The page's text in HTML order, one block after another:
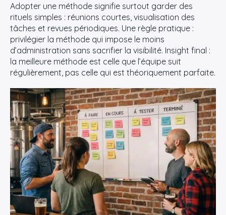
Adopter une méthode signifie surtout garder des
rituels simples : réunions courtes, visualisation des
tâches et revues périodiques. Une règle pratique :
privilégier la méthode qui impose le moins
d’administration sans sacrifier la visibilité. Insight final :
la meilleure méthode est celle que l’équipe suit
régulièrement, pas celle qui est théoriquement parfaite.